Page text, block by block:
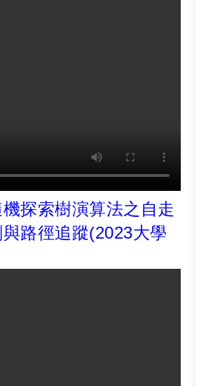
探索樹演算法之自走
路徑追蹤(2023大學